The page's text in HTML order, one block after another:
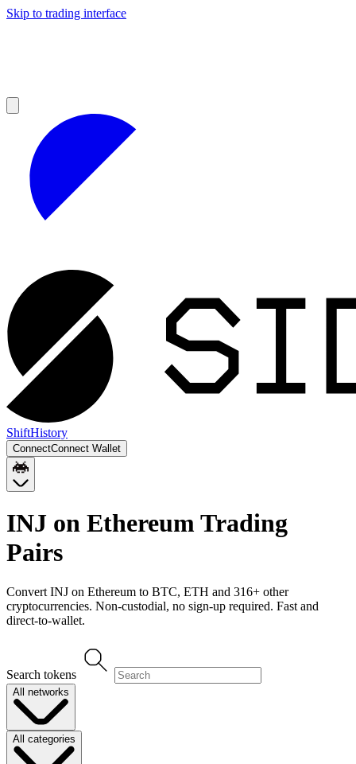
Skip to trading interface
ShiftHistory
ConnectConnect Wallet
INJ on EthereumTrading
Pairs
Convert INJ on Ethereum to BTC, ETH and 316+ other
cryptocurrencies. Non-custodial, no sign-up required. Fast and
direct-to-wallet.
Search tokens
All networks
All categories